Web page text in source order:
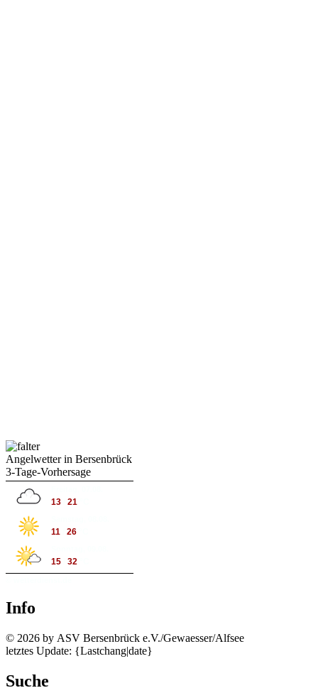
Angelwetter in Bersenbrück
3-Tage-Vorhersage
13 21
11 26
15 32
Info
© 2026 by ASV Bersenbrück e.V./Gewaesser/Alfsee
letztes Update: {Lastchang|date}
Suche